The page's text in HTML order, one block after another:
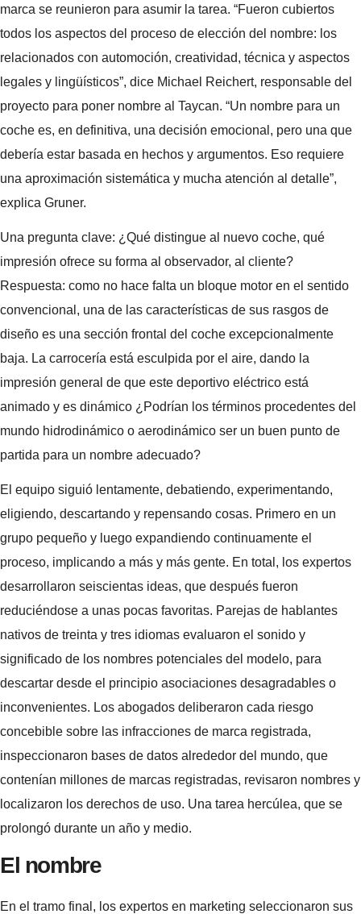
marca se reunieron para asumir la tarea. “Fueron cubiertos
todos los aspectos del proceso de elección del nombre: los
relacionados con automoción, creatividad, técnica y aspectos
legales y lingüísticos”, dice Michael Reichert, responsable del
proyecto para poner nombre al Taycan. “Un nombre para un
coche es, en definitiva, una decisión emocional, pero una que
debería estar basada en hechos y argumentos. Eso requiere
una aproximación sistemática y mucha atención al detalle”,
explica Gruner.
Una pregunta clave: ¿Qué distingue al nuevo coche, qué
impresión ofrece su forma al observador, al cliente?
Respuesta: como no hace falta un bloque motor en el sentido
convencional, una de las características de sus rasgos de
diseño es una sección frontal del coche excepcionalmente
baja. La carrocería está esculpida por el aire, dando la
impresión general de que este deportivo eléctrico está
animado y es dinámico ¿Podrían los términos procedentes del
mundo hidrodinámico o aerodinámico ser un buen punto de
partida para un nombre adecuado?
El equipo siguió lentamente, debatiendo, experimentando,
eligiendo, descartando y repensando cosas. Primero en un
grupo pequeño y luego expandiendo continuamente el
proceso, implicando a más y más gente. En total, los expertos
desarrollaron seiscientas ideas, que después fueron
reduciéndose a unas pocas favoritas. Parejas de hablantes
nativos de treinta y tres idiomas evaluaron el sonido y
significado de los nombres potenciales del modelo, para
descartar desde el principio asociaciones desagradables o
inconvenientes. Los abogados deliberaron cada riesgo
concebible sobre las infracciones de marca registrada,
inspeccionaron bases de datos alrededor del mundo, que
contenían millones de marcas registradas, revisaron nombres y
localizaron los derechos de uso. Una tarea hercúlea, que se
prolongó durante un año y medio.
El nombre
En el tramo final, los expertos en marketing seleccionaron sus